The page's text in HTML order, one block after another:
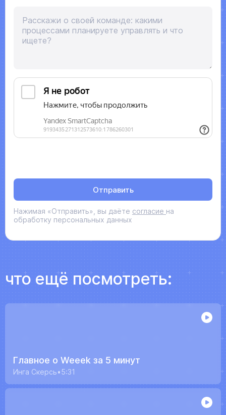
Расскажи о своей команде: какими
процессами планируете управлять и что
ищете?
Отправить
Нажимая «Отправить», вы даёте согласие на
обработку персональных данных
что ещё посмотреть:
Главное о Weeek за 5 минут
Инга Скерсь 5:31